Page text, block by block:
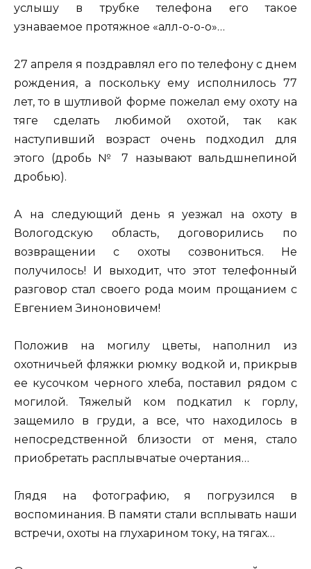
услышу в трубке телефона его такое
узнаваемое протяжное «алл-о-о-о»…
27 апреля я поздравлял его по телефону с днем
рождения, а поскольку ему исполнилось 77
лет, то в шутливой форме пожелал ему охоту на
тяге сделать любимой охотой, так как
наступивший возраст очень подходил для
этого (дробь № 7 называют вальдшнепиной
дробью).
А на следующий день я уезжал на охоту в
Вологодскую область, договорились по
возвращении с охоты созвониться. Не
получилось! И выходит, что этот телефонный
разговор стал своего рода моим прощанием с
Евгением Зиноновичем!
Положив на могилу цветы, наполнил из
охотничьей фляжки рюмку водкой и, прикрыв
ее кусочком черного хлеба, поставил рядом с
могилой. Тяжелый ком подкатил к горлу,
защемило в груди, а все, что находилось в
непосредственной близости от меня, стало
приобретать расплывчатые очертания…
Глядя на фотографию, я погрузился в
воспоминания. В памяти стали всплывать наши
встречи, охоты на глухарином току, на тягах…